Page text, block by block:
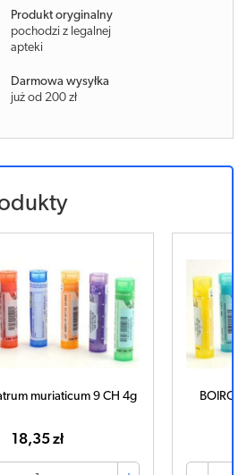
Produkt oryginalny
pochodzi z legalnej
apteki
Darmowa wysyłka
już od 200 zł
Kalium Muriaticum 9 CH
19,52 zł